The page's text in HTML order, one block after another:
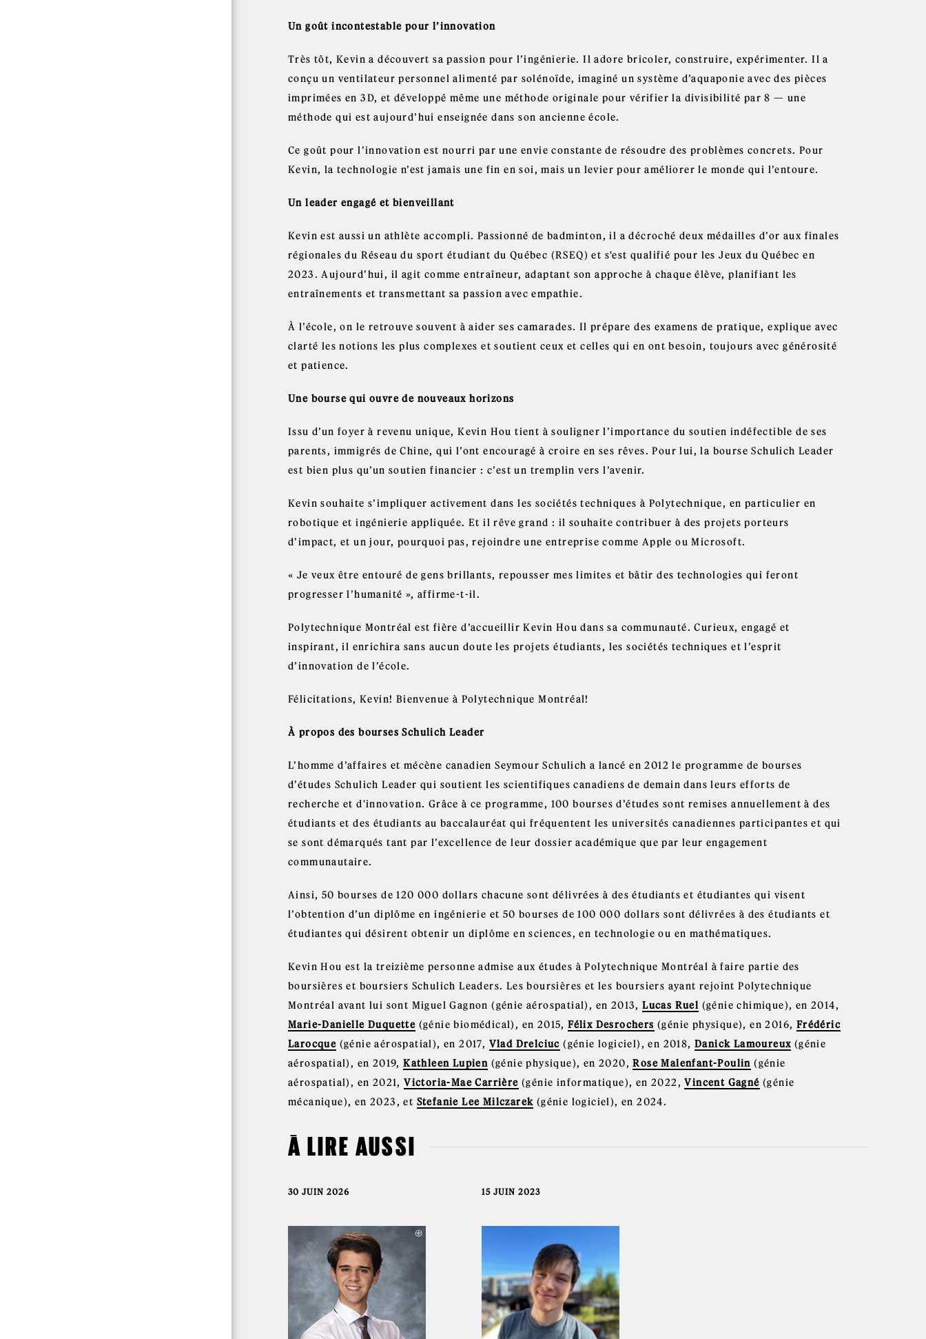
Un goût incontestable pour l’innovation
Très tôt, Kevin a découvert sa passion pour l’ingénierie. Il adore bricoler, construire, expérimenter. Il a
conçu un ventilateur personnel alimenté par solénoïde, imaginé un système d’aquaponie avec des pièces
imprimées en 3D, et développé même une méthode originale pour vérifier la divisibilité par 8 — une
méthode qui est aujourd’hui enseignée dans son ancienne école.
Ce goût pour l’innovation est nourri par une envie constante de résoudre des problèmes concrets. Pour
Kevin, la technologie n’est jamais une fin en soi, mais un levier pour améliorer le monde qui l’entoure.
Un leader engagé et bienveillant
Kevin est aussi un athlète accompli. Passionné de badminton, il a décroché deux médailles d’or aux finales
régionales du Réseau du sport étudiant du Québec (RSEQ) et s'est qualifié pour les Jeux du Québec en
2023. Aujourd’hui, il agit comme entraîneur, adaptant son approche à chaque élève, planifiant les
entraînements et transmettant sa passion avec empathie.
À l’école, on le retrouve souvent à aider ses camarades. Il prépare des examens de pratique, explique avec
clarté les notions les plus complexes et soutient ceux et celles qui en ont besoin, toujours avec générosité
et patience.
Une bourse qui ouvre de nouveaux horizons
Issu d’un foyer à revenu unique, Kevin Hou tient à souligner l’importance du soutien indéfectible de ses
parents, immigrés de Chine, qui l’ont encouragé à croire en ses rêves. Pour lui, la bourse Schulich Leader
est bien plus qu’un soutien financier : c’est un tremplin vers l’avenir.
Kevin souhaite s’impliquer activement dans les sociétés techniques à Polytechnique, en particulier en
robotique et ingénierie appliquée. Et il rêve grand : il souhaite contribuer à des projets porteurs
d’impact, et un jour, pourquoi pas, rejoindre une entreprise comme Apple ou Microsoft.
« Je veux être entouré de gens brillants, repousser mes limites et bâtir des technologies qui feront
progresser l’humanité », affirme-t-il.
Polytechnique Montréal est fière d’accueillir Kevin Hou dans sa communauté. Curieux, engagé et
inspirant, il enrichira sans aucun doute les projets étudiants, les sociétés techniques et l’esprit
d’innovation de l’école.
Félicitations, Kevin! Bienvenue à Polytechnique Montréal!
À propos des bourses Schulich Leader
L’homme d’affaires et mécène canadien Seymour Schulich a lancé en 2012 le programme de bourses
d’études Schulich Leader qui soutient les scientifiques canadiens de demain dans leurs efforts de
recherche et d'innovation. Grâce à ce programme, 100 bourses d’études sont remises annuellement à des
étudiants et des étudiants au baccalauréat qui fréquentent les universités canadiennes participantes et qui
se sont démarqués tant par l’excellence de leur dossier académique que par leur engagement
communautaire.
Ainsi, 50 bourses de 120 000 dollars chacune sont délivrées à des étudiants et étudiantes qui visent
l’obtention d’un diplôme en ingénierie et 50 bourses de 100 000 dollars sont délivrées à des étudiants et
étudiantes qui désirent obtenir un diplôme en sciences, en technologie ou en mathématiques.
Kevin Hou est la treizième personne admise aux études à Polytechnique Montréal à faire partie des
boursières et boursiers Schulich Leaders. Les boursières et les boursiers ayant rejoint Polytechnique
Montréal avant lui sont Miguel Gagnon (génie aérospatial), en 2013,Lucas Ruel (génie chimique), en 2014,
Marie-Danielle Duquette (génie biomédical), en 2015,Félix Desrochers (génie physique), en 2016, Frédéric
Larocque (génie aérospatial), en 2017, Vlad Drelciuc (génie logiciel), en 2018,Danick Lamoureux (génie
aérospatial), en 2019,Kathleen Lupien (génie physique), en 2020,Rose Malenfant-Poulin (génie
aérospatial), en 2021,Victoria-Mae Carrière (génie informatique), en 2022,Vincent Gagné (génie
mécanique), en 2023, et Stefanie Lee Milczarek (génie logiciel), en 2024.
À LIRE AUSSI
30 JUIN 2026 15 JUIN 2023